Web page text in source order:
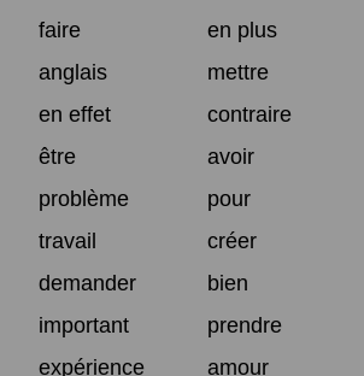
faire
en plus
anglais
mettre
en effet
contraire
être
avoir
problème
pour
travail
créer
demander
bien
important
prendre
expérience
amour